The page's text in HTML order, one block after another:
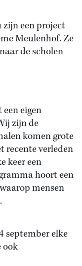
zijn een project
Meulenhof. Ze
de scholen
eigen
zijn de
komen grote
recente verleden
keer een
hoort een
mensen
september elke
ook